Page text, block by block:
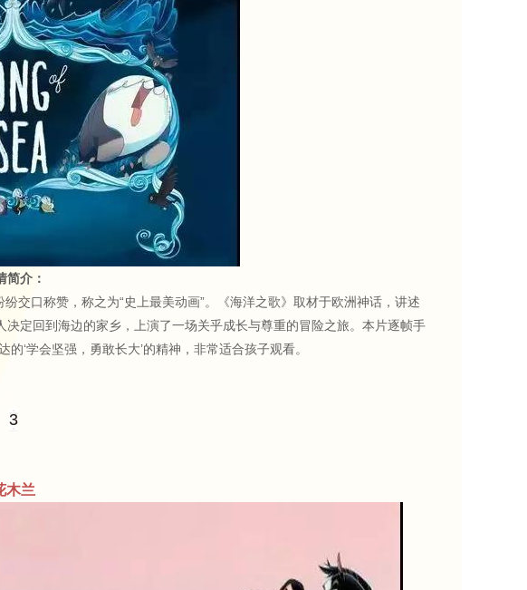
简介：
交口称赞，称之为“史上最美动画”。《海洋之歌》取材于欧洲神话，讲述
定回到海边的家乡，上演了一场关乎成长与尊重的冒险之旅。本片逐帧手
‘学会坚强，勇敢长大’的精神，非常适合孩子观看。
3
木兰